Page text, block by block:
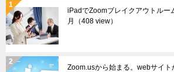
iPadでZoomブレイクアウトルー
月
（408 view）
Zoom.usから始まる。webサイト